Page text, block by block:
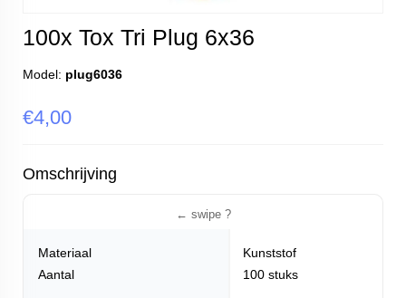
100x Tox Tri Plug 6x36
Model: plug6036
€4,00
Omschrijving
Materiaal
Aantal
Kunststof
100 stuks